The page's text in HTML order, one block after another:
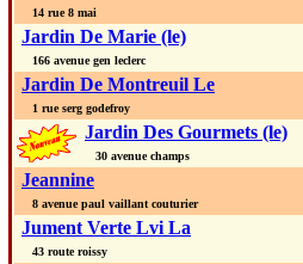
14 rue 8 mai
Jardin De Marie (le)
166 avenue gen leclerc
Jardin De Montreuil Le
1 rue serg godefroy
Jardin Des Gourmets (le)
30 avenue champs
Jeannine
8 avenue paul vaillant couturier
Jument Verte Lvi La
43 route roissy